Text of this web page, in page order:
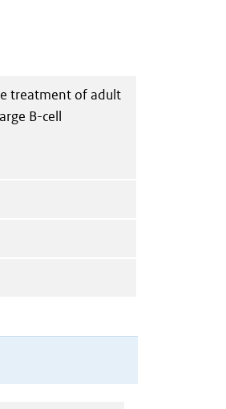
treatment of adult
B-cell